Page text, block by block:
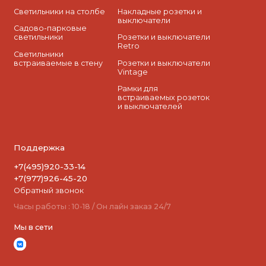
Светильники на столбе
Садово-парковые
светильники
Светильники
встраиваемые в стену
Накладные розетки и
выключатели
Розетки и выключатели
Retro
Розетки и выключатели
Vintage
Рамки для
встраиваемых розеток
и выключателей
Поддержка
+7(495)920-33-14
+7(977)926-45-20
Обратный звонок
Часы работы : 10-18 / Он лайн заказ 24/7
Мы в сети